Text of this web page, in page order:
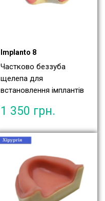
Implanto 8
Частково беззуба
щелепа для
встановлення імплантів
1 350 грн.